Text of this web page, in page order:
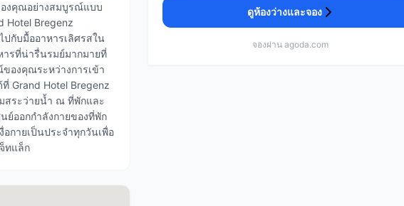
งคุณอย่างสมบูรณ์แบบ
Hotel Bregenz
ปกับมื้ออาหารเลิศรสใน
ารที่น่ารื่นรมย์มากมายที่
องคุณระหว่างการเข้า
Grand Hotel Bregenz
สระว่ายน้ำ ณ ที่พักและ
ย์ออกกำลังกายของที่พัก
อกายเป็นประจำทุกวันเพื่อ
ทแล็ก
ดูห้องว่างและจอง
จองผ่าน agoda.com